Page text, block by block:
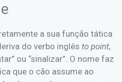
a sua função tática
do verbo inglês to point,
ou “sinalizar”. O nome faz
que o cão assume ao